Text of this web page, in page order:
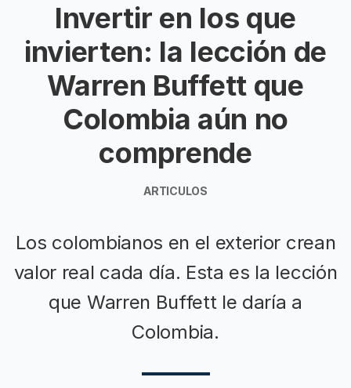
Invertir en los que
invierten: la lección de
Warren Buffett que
Colombia aún no
comprende
ARTICULOS
Los colombianos en el exterior crean
valor real cada día. Esta es la lección
que Warren Buffett le daría a
Colombia.